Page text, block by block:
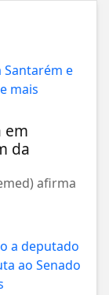
em
da
afirma